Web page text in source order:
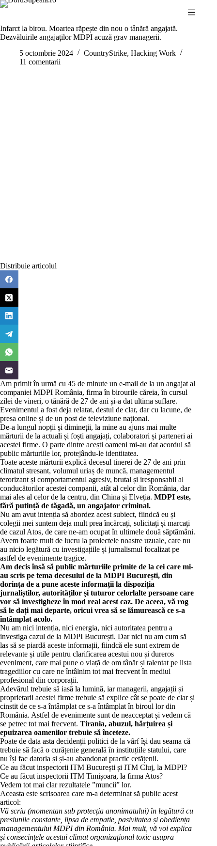
Sari
Infarct la birou. Moartea răpește din nou o tânără angajată.
Dezvăluirile angajaților MDPI acuză grav managerii.
5 octombrie 2024
CountryStrike, Hacking Work
11 comentarii
Distribuie articolul
Am primit în urmă cu 45 de minute un e-mail de la un angajat al
companiei MDPI România, firma în birourile căreia, în cursul
zilei de vineri, o tânără de 27 de ani și-a dat ultima suflare.
Evenimentul a fost deja relatat, destul de clar, dar cu lacune, de
presa online și de un post de televiziune național.
De-a lungul nopții și dimineții, la mine au ajuns mai multe
mărturii de la actuali și foști angajați, colaboratori și parteneri ai
acestei firme. O parte dintre acești oameni mi-au dat acordul să
public mărturiile lor, protejându-le identitatea.
Toate aceste mărturii explică decesul tinerei de 27 de ani prin
climatul stresant, volumul uriaș de muncă, managementul
terorizant și comportamentul agresiv, brutal și iresponsabil al
conducătorilor acestei companii, atât al celor din România, dar
mai ales al celor de la centru, din China și Elveția. MDPI este,
fără putință de tăgadă, un angajator criminal.
Nu am avut intenția să abordez acest subiect, fiindcă eu și
colegii mei suntem deja mult prea încărcați, solicitați și marcați
de cazul Atos, de care ne-am ocupat în ultimele două săptămâni.
Avem foarte mult de lucru la proiectele noastre uzuale, care nu
au nicio legătură cu investigațiile și jurnalismul focalizat pe
astfel de evenimente tragice.
Am decis însă să public mărturiile primite de la cei care mi-
au scris pe tema decesului de la MDPI București, din
dorința de a pune aceste informații la dispoziția
jurnaliștilor, autorităților și tuturor celorlalte persoane care
vor să investigheze în mod real acest caz. De aceea, vă rog
să le dați mai departe, oricui vrea să se lămurească ce s-a
întâmplat acolo.
Nu am nici intenția, nici energia, nici autoritatea pentru a
investiga cazul de la MDPI București. Dar nici nu am cum să
las să se piardă aceste informații, fiindcă ele sunt extrem de
relevante și utile pentru clarificarea acestui nou și dureros
eveniment, care mai pune o viață de om tânăr și talentat pe lista
tragediilor cu care ne întâlnim tot mai frecvent în mediul
profesional din corporații.
Adevărul trebuie să iasă la lumină, iar managerii, angajații și
proprietarii acestei firme trebuie să explice cât se poate de clar și
cinstit de ce s-a întâmplat ce s-a întâmplat în biroul lor din
România. Astfel de evenimente sunt de neacceptat și vedem că
se petrec tot mai frecvent. Tirania, abuzul, hărțuirea și
epuizarea oamenilor trebuie să înceteze.
Poate de data asta decidenții politici de la vârf își dau seama că
trebuie să facă o curățenie generală în instituțiile statului, care
nu își fac datoria și și-au abandonat practic cetățenii.
Ce au făcut inspectorii ITM București și ITM Cluj, la MDPI?
Ce au făcut inspectorii ITM Timișoara, la firma Atos?
Vedem tot mai clar rezultatele ”muncii” lor.
Aceasta este scrisoarea care m-a determinat să public acest
articol:
Vă scriu (momentan sub protecția anonimatului) în legătură cu
presiunile constante, lipsa de empatie, pasivitatea și obediența
managementului MDPI din România. Mai mult, vă voi explica
și consecințele acestui climat organizațional toxic asupra